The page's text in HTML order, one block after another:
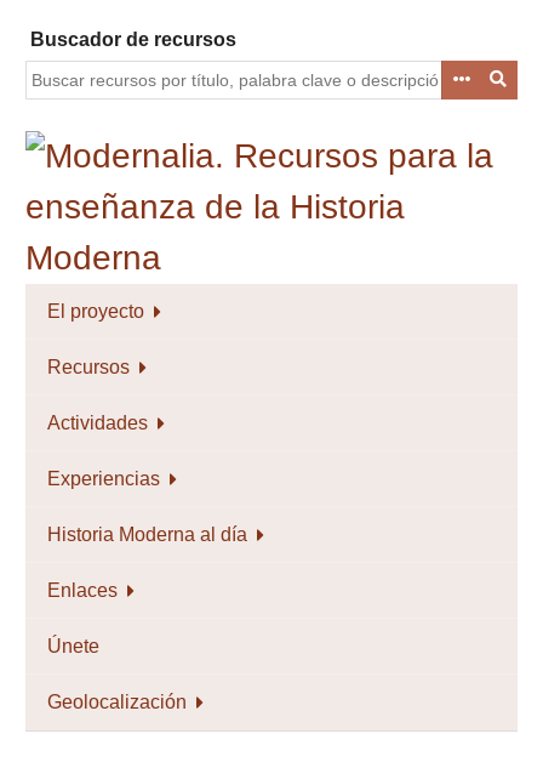
contenido
principal
Buscador de recursos
El proyecto
Recursos
Actividades
Experiencias
Historia Moderna al día
Enlaces
Únete
Geolocalización